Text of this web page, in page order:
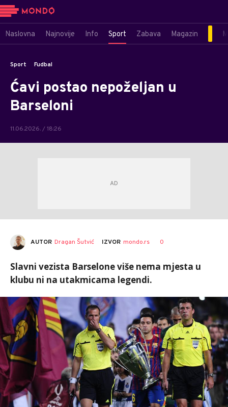
Naslovna Najnovije Info Sport Zabava Magazin
Sport Fudbal
Ćavi postao nepoželjan u
Barseloni
11.06.2026. / 18:26
AUTOR Dragan Šutvić IZVOR mondo.rs 0
Slavni vezista Barselone više nema mjesta u
klubu ni na utakmicama legendi.